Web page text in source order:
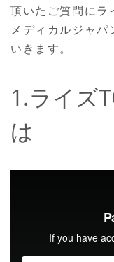
頂いたご質問にラ
メディカルジャ
いきます。
1.ライズ
は